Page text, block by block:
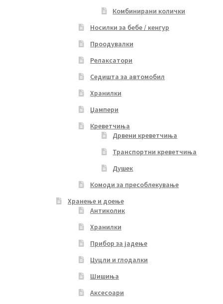
Комбинирани колички
Носилки за бебе / кенгур
Проодувалки
Релаксатори
Седишта за автомобил
Хранилки
Џампери
Креветчиња
Дрвени креветчиња
Транспортни креветчиња
Душек
Комоди за пресоблекување
Хранење и доење
Антиколик
Хранилки
Прибор за јадење
Цуцли и глодалки
Шишиња
Аксесоари